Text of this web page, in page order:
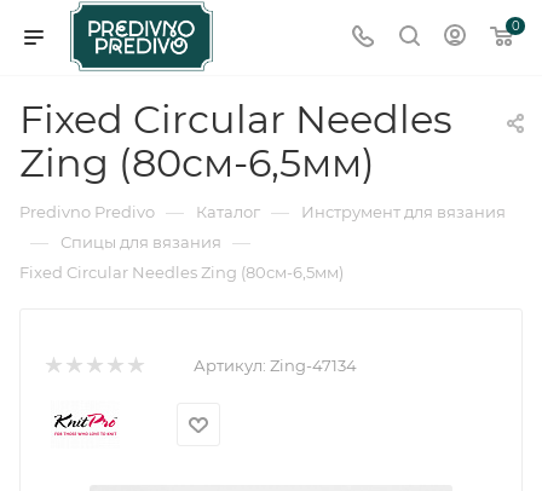
0
Fixed Circular Needles
Zing (80см-6,5мм)
Predivno Predivo — Каталог — Инструмент для вязания
— Спицы для вязания —
Fixed Circular Needles Zing (80см-6,5мм)
Артикул: Zing-47134